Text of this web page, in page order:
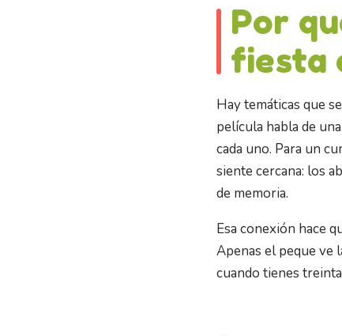
Por
fiesta
Hay temáticas que
película habla de
cada uno. Para un
siente cercana: los
de memoria.
Esa conexión hace
Apenas el peque ve
cuando tienes